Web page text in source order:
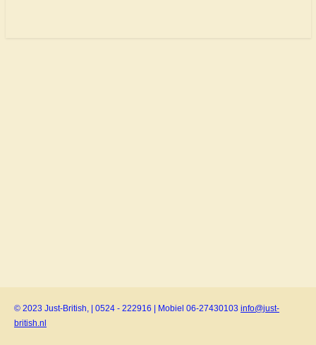
© 2023 Just-British, | 0524 - 222916 | Mobiel 06-27430103 info@just-
british.nl